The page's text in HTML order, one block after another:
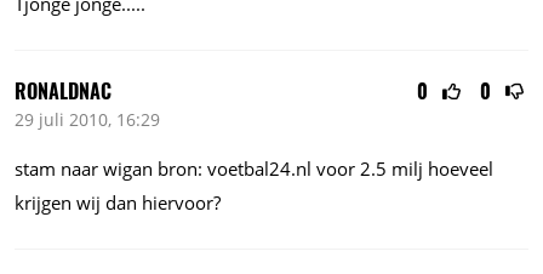
0 0
RONALDNAC
29 juli 2010, 16:29
stam naar wigan bron: voetbal24.nl voor 2.5 milj hoeveel
krijgen wij dan hiervoor?